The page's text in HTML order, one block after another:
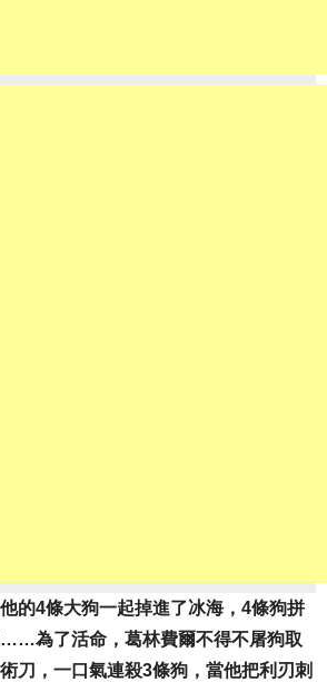
的4條大狗一起掉進了冰海，4條狗拼
為了活命，葛林費爾不得不屠狗取
刀，一口氣連殺3條狗，當他把利刃刺